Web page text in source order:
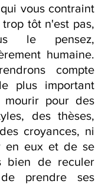
vous contraint
tôt n'est pas,
le pensez,
humaine.
compte
plus important
pour des
des thèses,
croyances, ni
en eux et de se
bien de reculer
prendre ses